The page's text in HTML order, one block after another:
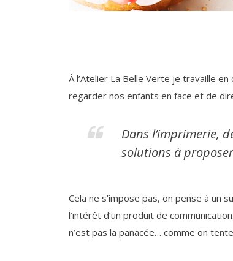
À l’Atelier La Belle Verte je travaille
regarder nos enfants en face et de
Dans l’imprimerie,
solutions à
Cela ne s’impose pas, on pense à
l’intérêt d’un produit de
n’est pas la panacée… comme on